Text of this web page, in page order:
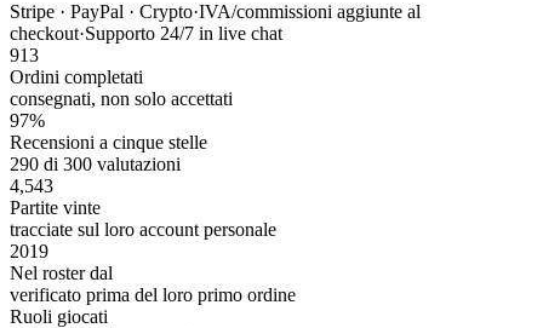
Stripe · PayPal · Crypto·IVA/commissioni aggiunte al
checkout·Supporto 24/7 in live chat
913
Ordini completati
consegnati, non solo accettati
97%
Recensioni a cinque stelle
290 di 300 valutazioni
4,543
Partite vinte
tracciate sul loro account personale
2019
Nel roster dal
verificato prima del loro primo ordine
Ruoli giocati